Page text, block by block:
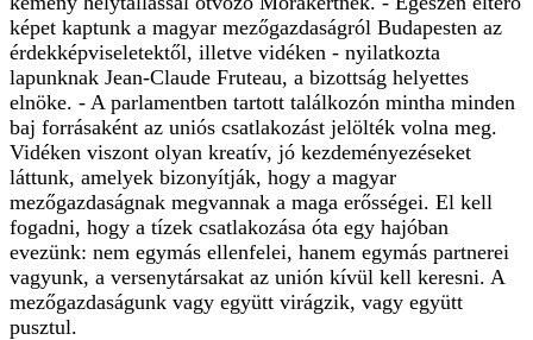
képet kaptunk a magyar mezőgazdaságról Budapesten az
érdekképviseletektől, illetve vidéken - nyilatkozta
lapunknak Jean-Claude Fruteau, a bizottság helyettes
elnöke. - A parlamentben tartott találkozón mintha minden
baj forrásaként az uniós csatlakozást jelölték volna meg.
Vidéken viszont olyan kreatív, jó kezdeményezéseket
láttunk, amelyek bizonyítják, hogy a magyar
mezőgazdaságnak megvannak a maga erősségei. El kell
fogadni, hogy a tízek csatlakozása óta egy hajóban
evezünk: nem egymás ellenfelei, hanem egymás partnerei
vagyunk, a versenytársakat az unión kívül kell keresni. A
mezőgazdaságunk vagy együtt virágzik, vagy együtt
pusztul.